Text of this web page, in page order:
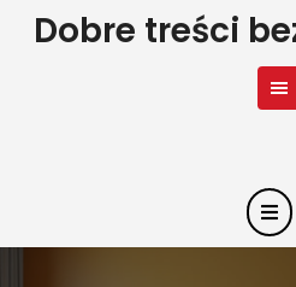
SkipDobre treści